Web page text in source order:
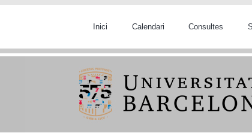
Vés al contingut
Inici Calendari Consultes